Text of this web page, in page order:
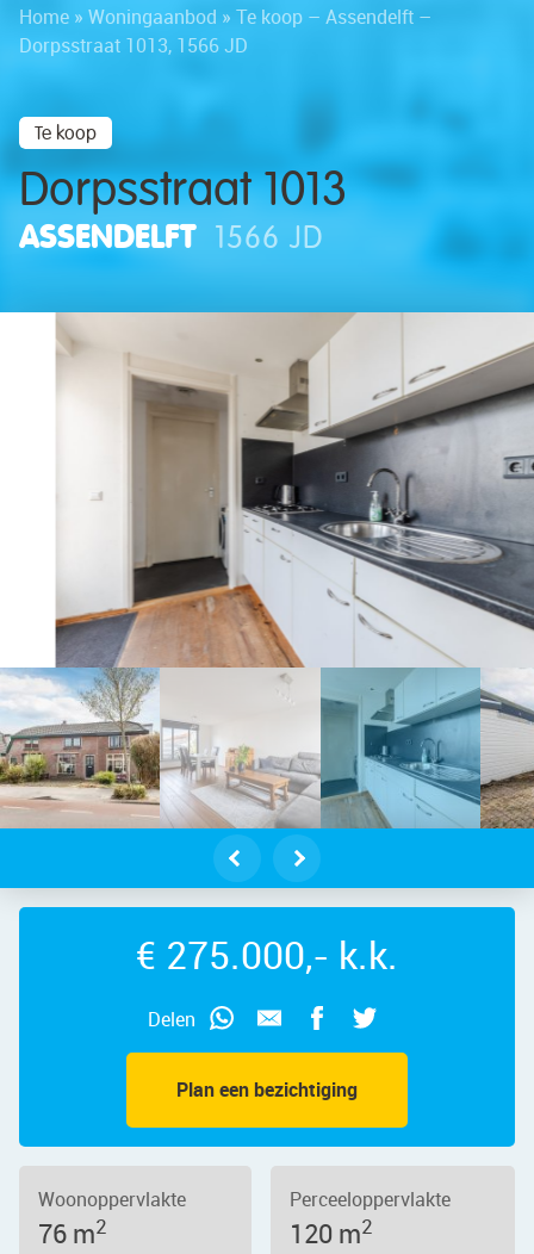
Home » Woningaanbod » Te koop – Assendelft –
Dorpsstraat 1013, 1566 JD
Te koop
Dorpsstraat 1013
ASSENDELFT 1566 JD
– Dorpsstraat 1013, 1566 JD
Plan een bezichtiging
Delen
€ 275.000,- k.k.
Woonoppervlakte
76 m2
Perceeloppervlakte
120 m2